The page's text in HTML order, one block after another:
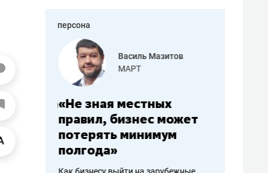
персона
работа
Василь Мазитов
МАРТ
«Не зная местных
правил, бизнес может
потерять минимум
полгода»